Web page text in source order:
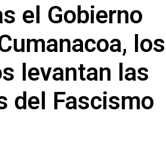
el Gobierno
los
levantan las
del Fascismo